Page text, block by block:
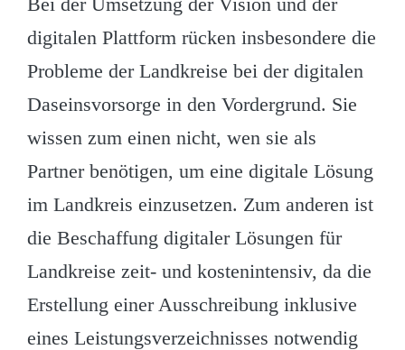
digitalen Plattform rücken insbesondere die
Probleme der Landkreise bei der digitalen
Daseinsvorsorge in den Vordergrund. Sie
wissen zum einen nicht, wen sie als
Partner benötigen, um eine digitale Lösung
im Landkreis einzusetzen. Zum anderen ist
die Beschaffung digitaler Lösungen für
Landkreise zeit- und kostenintensiv, da die
Erstellung einer Ausschreibung inklusive
eines Leistungsverzeichnisses notwendig